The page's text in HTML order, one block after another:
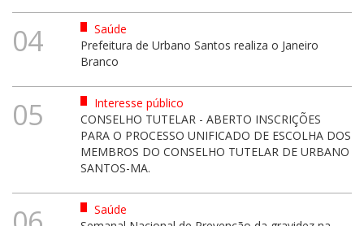
04
Saúde
Prefeitura de Urbano Santos realiza o Janeiro
Branco
05
Interesse público
CONSELHO TUTELAR - ABERTO INSCRIÇÕES
PARA O PROCESSO UNIFICADO DE ESCOLHA DOS
MEMBROS DO CONSELHO TUTELAR DE URBANO
SANTOS-MA.
Saúde